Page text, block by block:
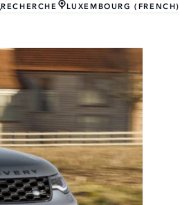
RECHERCHE LUXEMBOURG (FRENCH)